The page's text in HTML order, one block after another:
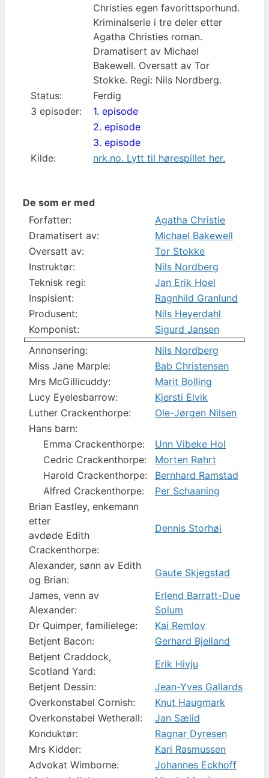
Christies egen favorittsporhund.
Kriminalserie i tre deler etter
Agatha Christies roman.
Dramatisert av Michael
Bakewell. Oversatt av Tor
Stokke. Regi: Nils Nordberg.
Status:
Ferdig
3 episoder:
1. episode
2. episode
3. episode
Kilde:
nrk.no. Lytt til hørespillet her.
De som er med
Forfatter:
Agatha Christie
Dramatisert av:
Michael Bakewell
Oversatt av:
Tor Stokke
Instruktør:
Nils Nordberg
Teknisk regi:
Jan Erik Hoel
Inspisient:
Ragnhild Granlund
Produsent:
Nils Heyerdahl
Komponist:
Sigurd Jansen
Annonsering:
Nils Nordberg
Miss Jane Marple:
Bab Christensen
Mrs McGillicuddy:
Marit Bolling
Lucy Eyelesbarrow:
Kjersti Elvik
Luther Crackenthorpe:
Ole-Jørgen Nilsen
Hans barn:
Emma Crackenthorpe:
Unn Vibeke Hol
Cedric Crackenthorpe:
Morten Røhrt
Harold Crackenthorpe:
Bernhard Ramstad
Alfred Crackenthorpe:
Per Schaaning
Brian Eastley, enkemann
etter
avdøde Edith
Crackenthorpe:
Dennis Storhøi
Alexander, sønn av Edith
og Brian:
Gaute Skjegstad
James, venn av
Alexander:
Erlend Barratt-Due
Solum
Dr Quimper, familielege:
Kai Remlov
Betjent Bacon:
Gerhard Bjelland
Betjent Craddock,
Scotland Yard:
Erik Hivju
Betjent Dessin:
Jean-Yves Gallards
Overkonstabel Cornish:
Knut Haugmark
Overkonstabel Wetherall:
Jan Sælid
Konduktør:
Ragnar Dyresen
Mrs Kidder:
Kari Rasmussen
Advokat Wimborne:
Johannes Eckhoff